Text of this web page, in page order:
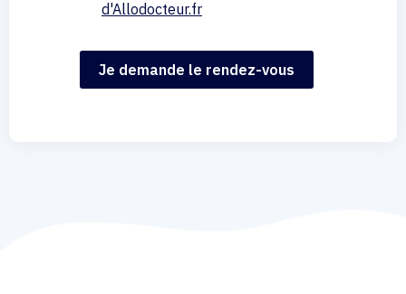
d'Allodocteur.fr